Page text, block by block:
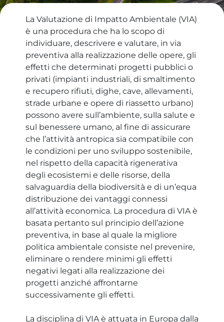
La Valutazione di Impatto Ambientale (VIA)
è una procedura che ha lo scopo di
individuare, descrivere e valutare, in via
preventiva alla realizzazione delle opere, gli
effetti che determinati progetti pubblici o
privati (impianti industriali, di smaltimento
e recupero rifiuti, dighe, cave, allevamenti,
strade urbane e opere di riassetto urbano)
possono avere sull’ambiente, sulla salute e
sul benessere umano, al fine di assicurare
che l’attività antropica sia compatibile con
le condizioni per uno sviluppo sostenibile,
nel rispetto della capacità rigenerativa
degli ecosistemi e delle risorse, della
salvaguardia della biodiversità e di un’equa
distribuzione dei vantaggi connessi
all’attività economica. La procedura di VIA è
basata pertanto sul principio dell’azione
preventiva, in base al quale la migliore
politica ambientale consiste nel prevenire,
eliminare o rendere minimi gli effetti
negativi legati alla realizzazione dei
progetti anziché affrontarne
successivamente gli effetti.
La disciplina di VIA è attuata in Europa dalla